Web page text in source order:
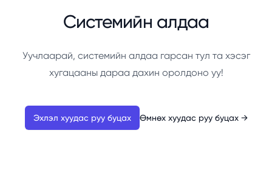
Системийн алдаа
Уучлаарай, системийн алдаа гарсан тул та хэсэг
хугацааны дараа дахин оролдоно уу!
Эхлэл хуудас руу буцах Өмнөх хуудас руу буцах →